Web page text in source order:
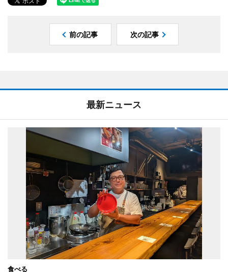
前の記事 次の記事
最新ニュース
食べる